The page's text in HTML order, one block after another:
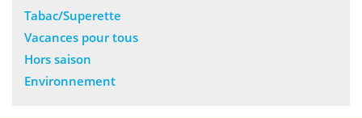
Tabac/Superette
Vacances pour tous
Hors saison
Environnement